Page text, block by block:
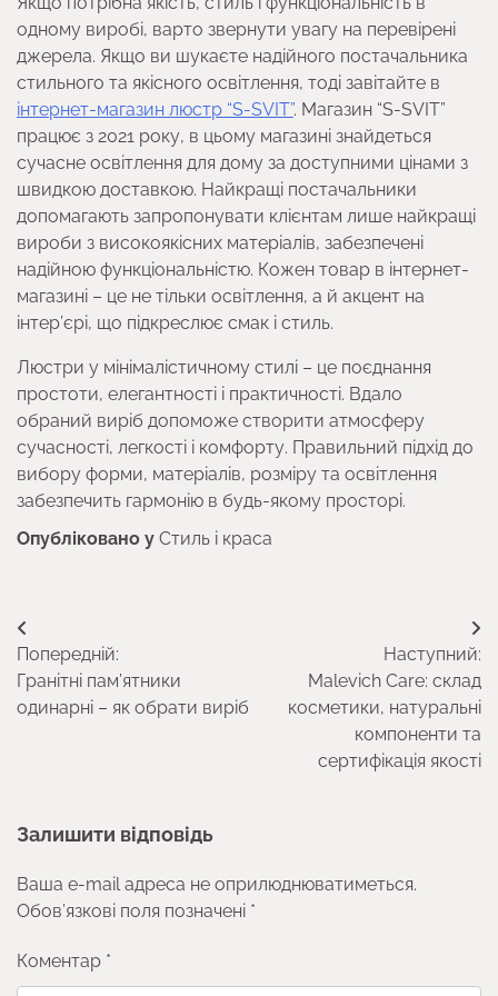
одному виробі, варто звернути увагу на перевірені
джерела. Якщо ви шукаєте надійного постачальника
стильного та якісного освітлення, тоді завітайте в
інтернет-магазин люстр “S-SVIT”. Магазин “S-SVIT”
працює з 2021 року, в цьому магазині знайдеться
сучасне освітлення для дому за доступними цінами з
швидкою доставкою. Найкращі постачальники
допомагають запропонувати клієнтам лише найкращі
вироби з високоякісних матеріалів, забезпечені
надійною функціональністю. Кожен товар в інтернет-
магазині – це не тільки освітлення, а й акцент на
інтер’єрі, що підкреслює смак і стиль.
Люстри у мінімалістичному стилі – це поєднання
простоти, елегантності і практичності. Вдало
обраний виріб допоможе створити атмосферу
сучасності, легкості і комфорту. Правильний підхід до
вибору форми, матеріалів, розміру та освітлення
забезпечить гармонію в будь-якому просторі.
Опубліковано у Стиль і краса
Навігація
записів
Попередній:
Гранітні пам’ятники
одинарні – як обрати виріб
Наступний:
Malevich Care: склад
косметики, натуральні
компоненти та
сертифікація якості
Залишити відповідь
Ваша e-mail адреса не оприлюднюватиметься.
Обов’язкові поля позначені *
Коментар *